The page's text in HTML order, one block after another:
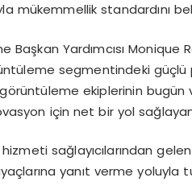
mükemmellik standardını
Başkan YardımcısıMonique
segmentindeki güçlü
örüntüleme ekiplerinin bugün
için net bir yol
hizmeti sağlayıcılarından
yanıt verme yoluyla